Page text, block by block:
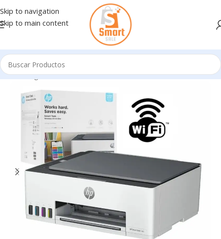
Skip to navigation
Skip to main content
Inicio/Ingresando